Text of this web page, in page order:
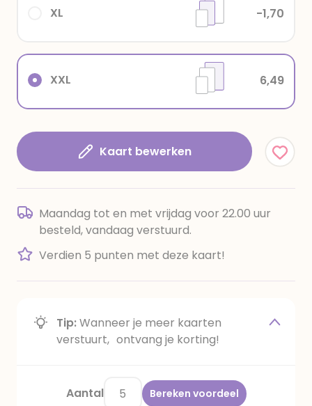
XXL 6,49
XL -1,70
Kaart bewerken
Maandag tot en met vrijdag voor 22.00 uur
besteld, vandaag verstuurd.
Verdien 5 punten met deze kaart!
Tip:Wanneer je meer kaarten
verstuurt, ontvang je korting!
Aantal Bereken voordeel